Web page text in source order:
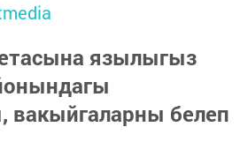
язылыгыз
вакыйгаларны белеп